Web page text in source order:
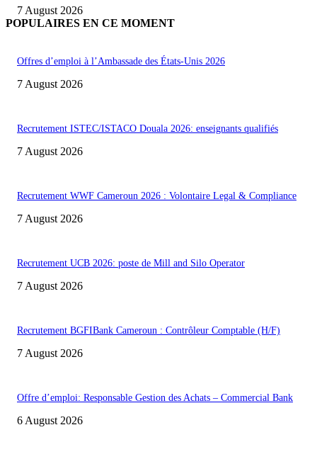
7 August 2026
POPULAIRES EN CE MOMENT
Offres d’emploi à l’Ambassade des États-Unis 2026
7 August 2026
Recrutement ISTEC/ISTACO Douala 2026: enseignants qualifiés
7 August 2026
Recrutement WWF Cameroun 2026 : Volontaire Legal & Compliance
7 August 2026
Recrutement UCB 2026: poste de Mill and Silo Operator
7 August 2026
Recrutement BGFIBank Cameroun : Contrôleur Comptable (H/F)
7 August 2026
Offre d’emploi: Responsable Gestion des Achats – Commercial Bank
6 August 2026